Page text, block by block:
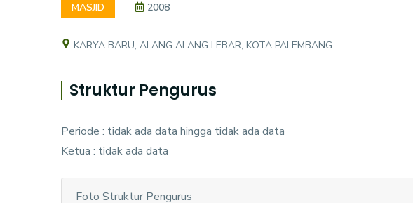
MASJID 2008
KARYA BARU, ALANG ALANG LEBAR, KOTA PALEMBANG
Struktur Pengurus
Periode : tidak ada data hingga tidak ada data
Ketua : tidak ada data
Foto Struktur Pengurus